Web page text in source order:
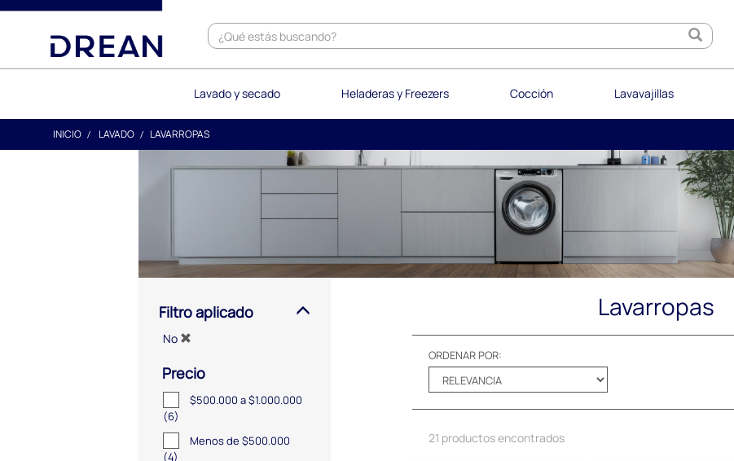
text.skipToContent
text.skipToNavigation
Lavado y secado Heladeras y Freezers Cocción Lavavajillas
INICIO LAVADO LAVARROPAS
Filtro aplicado
No
Precio
$500.000 a $1.000.000
(6)
Menos de $500.000
(4)
Lavarropas
ORDENAR POR:
21 productos encontrados